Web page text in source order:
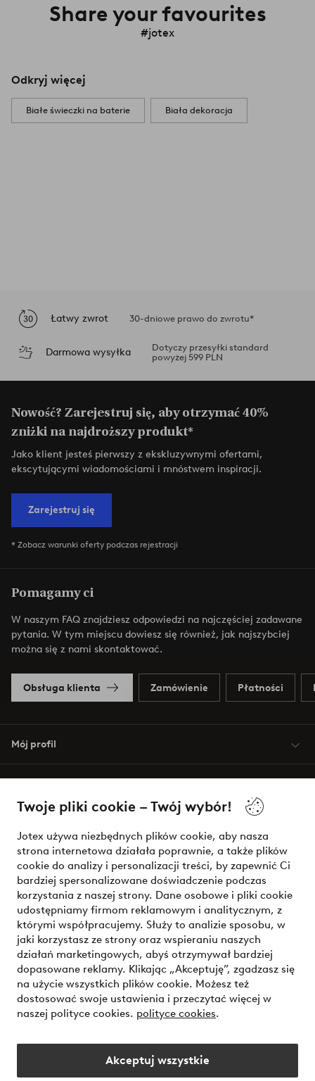
Twoje pliki cookie – Twój wybór!
Jotex używa niezbędnych plików cookie, aby nasza
strona internetowa działała poprawnie, a także plików
cookie do analizy i personalizacji treści, by zapewnić Ci
bardziej spersonalizowane doświadczenie podczas
korzystania z naszej strony. Dane osobowe i pliki cookie
udostępniamy firmom reklamowym i analitycznym, z
którymi współpracujemy. Służy to analizie sposobu, w
jaki korzystasz ze strony oraz wspieraniu naszych
działań marketingowych, abyś otrzymywał bardziej
dopasowane reklamy. Klikając „Akceptuję”, zgadzasz się
na użycie wszystkich plików cookie. Możesz też
dostosować swoje ustawienia i przeczytać więcej w
naszej polityce cookies. polityce cookies.
Akceptuj wszystkie
Share your favourites
#jotex
Odkryj więcej
Białe świeczki na baterie Biała dekoracja
Łatwy zwrot 30-dniowe prawo do zwrotu*
Darmowa wysyłka
Dotyczy przesyłki standard
powyżej 599 PLN
Nowość? Zarejestruj się, aby otrzymać 40%
zniżki na najdroższy produkt*
Jako klient jesteś pierwszy z ekskluzywnymi ofertami,
ekscytującymi wiadomościami i mnóstwem inspiracji.
Zarejestruj się
* Zobacz warunki oferty podczas rejestracji
Pomagamy ci
W naszym FAQ znajdziesz odpowiedzi na najczęściej zadawane
pytania. W tym miejscu dowiesz się również, jak najszybciej
można się z nami skontaktować.
Obsługa klienta Zamówienie Płatności
Mój profil
Warunki
Bezpieczne płatności - zapłać teraz lub podziel się
Chcesz dowiedzieć się więcej o naszych opcjach płatności